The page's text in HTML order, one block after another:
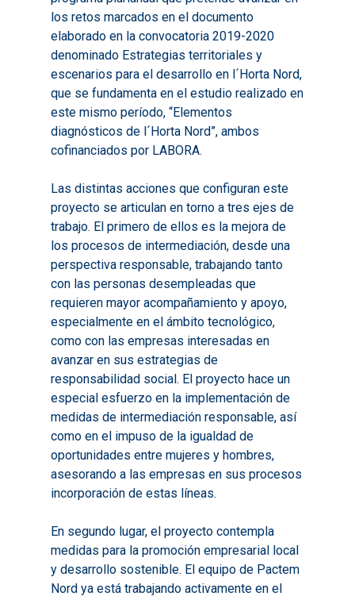
los retos marcados en el documento
elaborado en la convocatoria 2019-2020
denominado Estrategias territoriales y
escenarios para el desarrollo en l´Horta Nord,
que se fundamenta en el estudio realizado en
este mismo período, “Elementos
diagnósticos de l´Horta Nord”, ambos
cofinanciados por LABORA.
Las distintas acciones que configuran este
proyecto se articulan en torno a tres ejes de
trabajo. El primero de ellos es la mejora de
los procesos de intermediación, desde una
perspectiva responsable, trabajando tanto
con las personas desempleadas que
requieren mayor acompañamiento y apoyo,
especialmente en el ámbito tecnológico,
como con las empresas interesadas en
avanzar en sus estrategias de
responsabilidad social. El proyecto hace un
especial esfuerzo en la implementación de
medidas de intermediación responsable, así
como en el impuso de la igualdad de
oportunidades entre mujeres y hombres,
asesorando a las empresas en sus procesos
incorporación de estas líneas.
En segundo lugar, el proyecto contempla
medidas para la promoción empresarial local
y desarrollo sostenible. El equipo de Pactem
Nord ya está trabajando activamente en el
Inicio
Presentación
Diagnósticos
Objetivos
Valoración de
Publicaciones
2016
Infografías